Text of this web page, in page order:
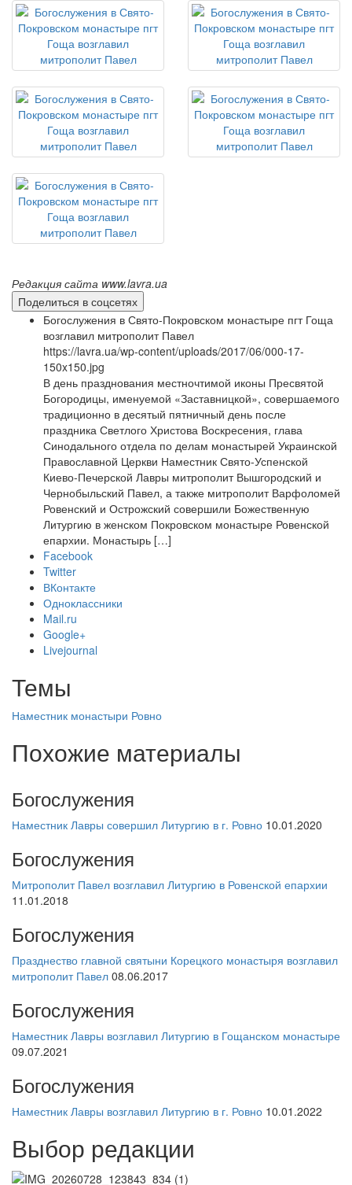
Редакция сайта www.lavra.ua
Поделиться в соцсетях
Богослужения в Свято-Покровском монастыре пгт Гоща
возглавил митрополит Павел
https://lavra.ua/wp-content/uploads/2017/06/000-17-
150x150.jpg
В день празднования местночтимой иконы Пресвятой
Богородицы, именуемой «Заставницкой», совершаемого
традиционно в десятый пятничный день после
праздника Светлого Христова Воскресения, глава
Синодального отдела по делам монастырей Украинской
Православной Церкви Наместник Свято-Успенской
Киево-Печерской Лавры митрополит Вышгородский и
Чернобыльский Павел, а также митрополит Варфоломей
Ровенский и Острожский совершили Божественную
Литургию в женском Покровском монастыре Ровенской
епархии. Монастырь […]
Facebook
Twitter
ВКонтакте
Одноклассники
Mail.ru
Google+
Livejournal
Темы
Наместник монастыри Ровно
Похожие материалы
Богослужения
Наместник Лавры совершил Литургию в г. Ровно 10.01.2020
Богослужения
Митрополит Павел возглавил Литургию в Ровенской епархии
11.01.2018
Богослужения
Празднество главной святыни Корецкого монастыря возглавил
митрополит Павел 08.06.2017
Богослужения
Наместник Лавры возглавил Литургию в Гощанском монастыре
09.07.2021
Богослужения
Наместник Лавры возглавил Литургию в г. Ровно 10.01.2022
Выбор редакции